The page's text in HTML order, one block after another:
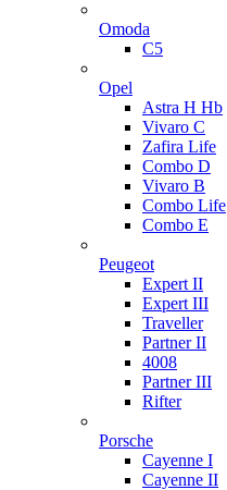
Omoda
C5
Opel
Astra H Hb
Vivaro C
Zafira Life
Combo D
Vivaro B
Combo Life
Combo E
Peugeot
Expert II
Expert III
Traveller
Partner II
4008
Partner III
Rifter
Porsche
Cayenne I
Cayenne II